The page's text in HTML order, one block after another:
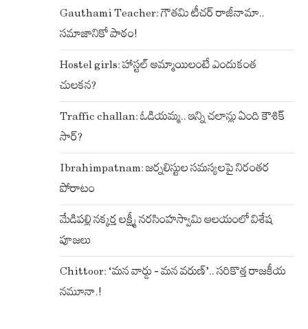
Gauthami Teacher: గౌతమి టీచర్ రాజీనామా..
సమాజానికో పాఠం!
Hostel girls: హాస్టల్ అమ్మాయిలంటే ఎందుకంత
చులకన?
Traffic challan: ఓడియమ్మ.. ఇన్ని చలాన్లు ఏంది కౌశిక్
సార్?
Ibrahimpatnam: జర్నలిస్టుల సమస్యలపై నిరంతర
పోరాటం
మేడిపల్లి నక్కర్త లక్ష్మీ నరసింహస్వామి ఆలయంలో విశేష
పూజలు
Chittoor: ‘మన వార్డు – మన వరుణ్’.. సరికొత్త రాజకీయ
నమూనా.!